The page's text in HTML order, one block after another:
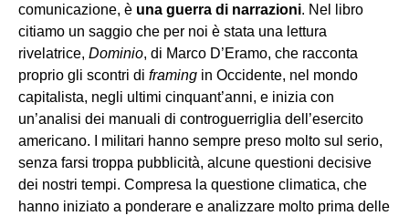
comunicazione, è una guerra di narrazioni. Nel libro
citiamo un saggio che per noi è stata una lettura
rivelatrice, Dominio, di Marco D’Eramo, che racconta
proprio gli scontri di framing in Occidente, nel mondo
capitalista, negli ultimi cinquant’anni, e inizia con
un’analisi dei manuali di controguerriglia dell’esercito
americano. I militari hanno sempre preso molto sul serio,
senza farsi troppa pubblicità, alcune questioni decisive
dei nostri tempi. Compresa la questione climatica, che
hanno iniziato a ponderare e analizzare molto prima delle